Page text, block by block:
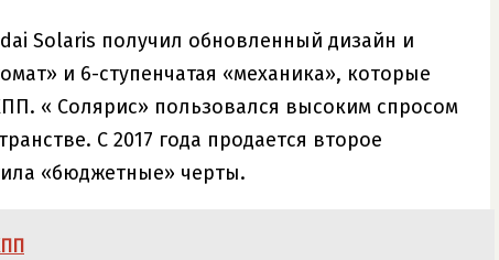
Solaris получил обновленный дизайн и
и 6-ступенчатая «механика», которые
« Солярис» пользовался высоким спросом
С 2017 года продается второе
«бюджетные» черты.